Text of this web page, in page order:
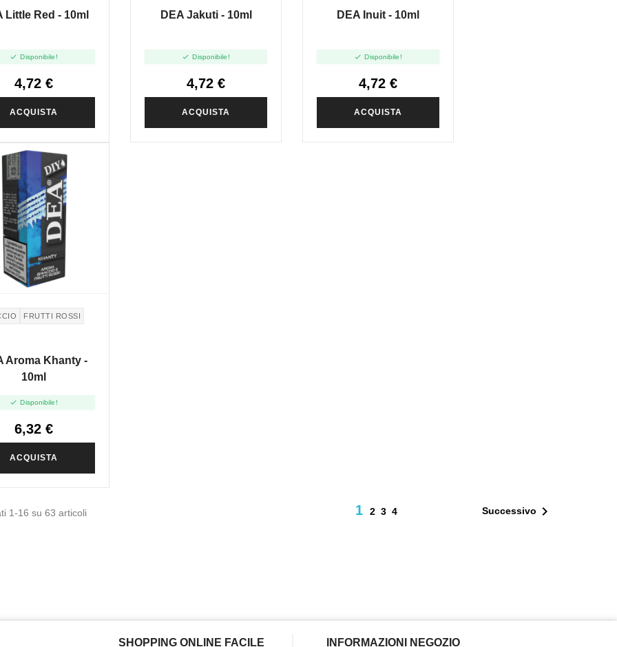
Little Red - 10ml
 Disponibile!
4,72 €
ACQUISTA
DEA Jakuti - 10ml
 Disponibile!
4,72 €
ACQUISTA
DEA Inuit - 10ml
 Disponibile!
4,72 €
ACQUISTA
FRUTTI ROSSI
Aroma Khanty -
10ml
 Disponibile!
6,32 €
ACQUISTA
1-16 su 63 articoli 1 2 3 4 Successivo 
SHOPPING ONLINE FACILE INFORMAZIONI NEGOZIO